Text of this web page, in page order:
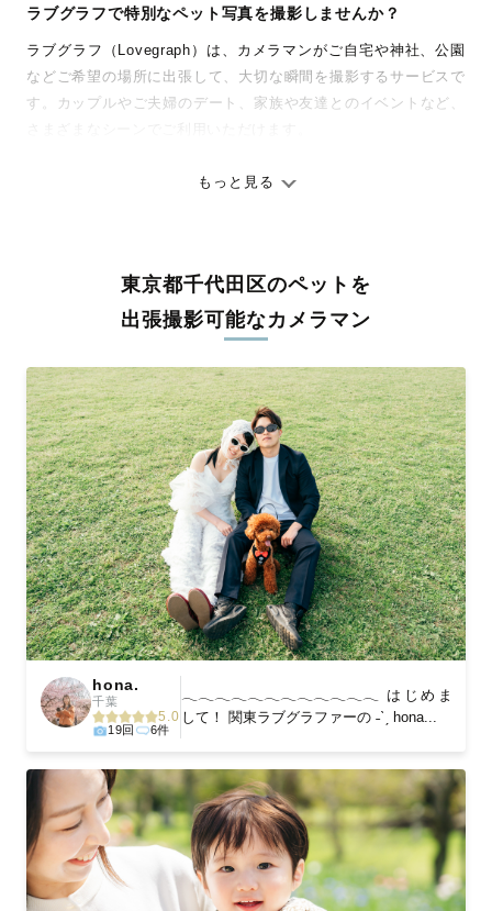
ラブグラフで特別なペット写真を撮影しませんか？
ラブグラフ（Lovegraph）は、カメラマンがご自宅や神社、公園
などご希望の場所に出張して、大切な瞬間を撮影するサービスで
す。カップルやご夫婦のデート、家族や友達とのイベントなど、
ありのままの空気感を大切に、何十年経っても見返したくなるよ
料金は全国どこでも一律。わかりやすく安心の価格設定です。オ
リジナルの研修と厳正な審査に合格し、撮影技術やホスピタリテ
ィを身につけたプロのカメラマンが全国47都道府県に在籍してい
験をお届けします。
丁寧なレタッチで思い出を美しく仕上げます
撮影後は、独自の編集技術で写真の明るさや色合いを丁寧に調
整。自然な雰囲気を残しつつも、おしゃれで洗練された仕上がり
に。きっと「こんな写真を撮ってほしかった！」と思える一枚に
出会えます。まずは、ラブグラフの撮影事例をご覧ください。
もっと見る
東京都千代田区のペットを
出張撮影可能なカメラマン
hona.
千葉
5.0
19回 6件
𓂃𓂃𓂃𓂃𓂃𓂃𓂃𓂃𓂃𓂃𓂃𓂃 はじめま
して！ 関東ラブグラファーの ˗ˋˏ hona...